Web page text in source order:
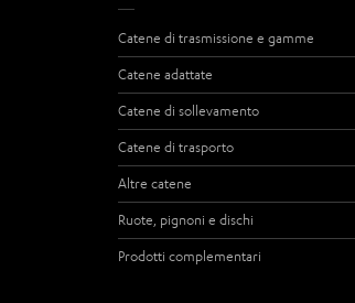
Catene di trasmissione e gamme
Catene adattate
Catene di sollevamento
Catene di trasporto
Altre catene
Ruote, pignoni e dischi
Prodotti complementari